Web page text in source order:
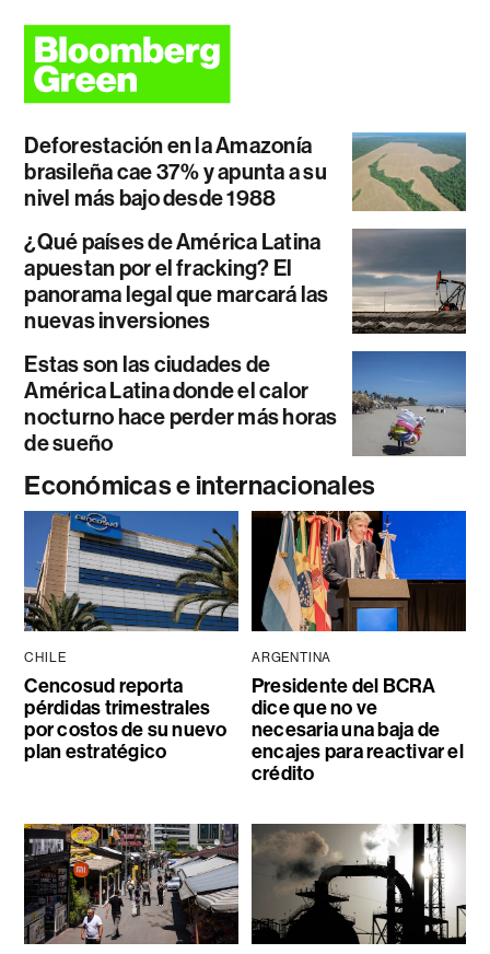
Deforestación en la Amazonía
brasileña cae 37% y apunta a su
nivel más bajo desde 1988
¿Qué países de América Latina
apuestan por el fracking? El
panorama legal que marcará las
nuevas inversiones
Estas son las ciudades de
América Latina donde el calor
nocturno hace perder más horas
de sueño
Económicas e internacionales
CHILE
Cencosud reporta
pérdidas trimestrales
por costos de su nuevo
plan estratégico
ARGENTINA
Presidente del BCRA
dice que no ve
necesaria una baja de
encajes para reactivar el
crédito